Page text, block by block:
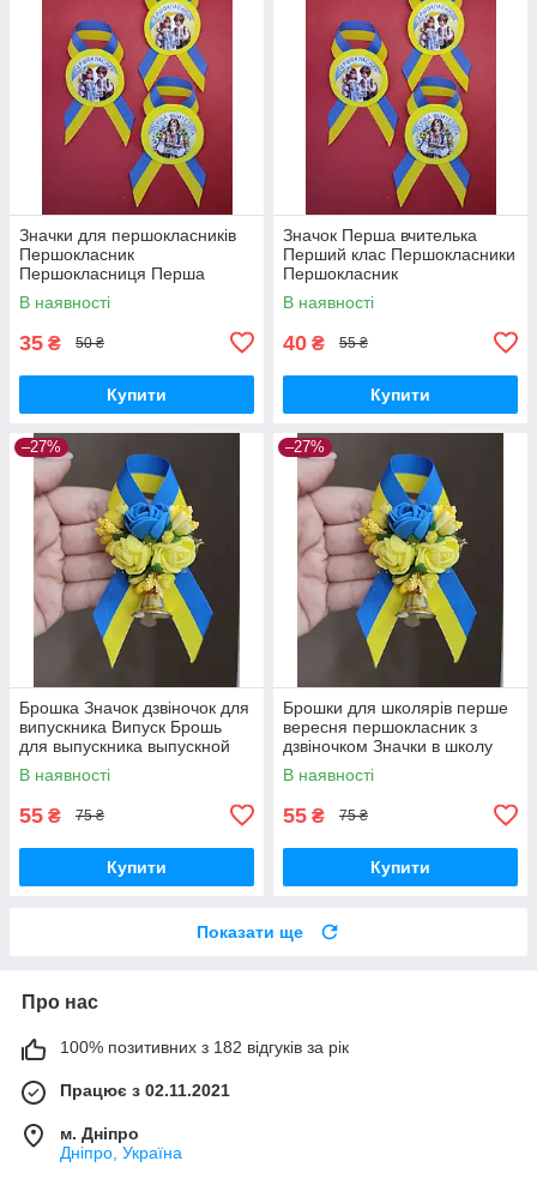
Значки для першокласників
Першокласник
Першокласниця Перша
вчителька брошки українські
Перший дзвоник значок
В наявності
35 ₴ 50 ₴
Купити
Значок Перша вчителька
Перший клас Першокласники
Першокласник
Першокласниця Брошка
Значки першокласників
В наявності
40 ₴ 55 ₴
Купити
–27%
Брошка Значок дзвіночок для
випускника Випуск Брошь
для выпускника выпускной
звонок звоночек 55 грн за 1
шт
В наявності
55 ₴ 75 ₴
Купити
–27%
Брошки для школярів перше
вересня першокласник з
дзвіночком Значки в школу
перший дзвоник перший клас
В наявності
55 ₴ 75 ₴
Купити
Показати ще
Про нас
100% позитивних з 182 відгуків за рік
Працює з 02.11.2021
м. Дніпро
Дніпро, Україна